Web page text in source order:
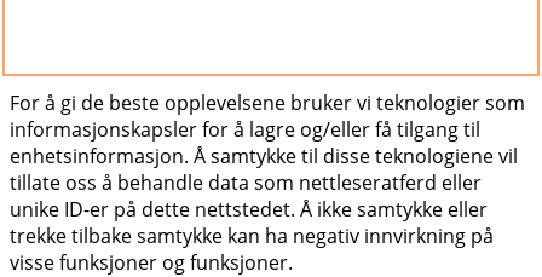
For å gi de beste opplevelsene bruker vi teknologier som
informasjonskapsler for å lagre og/eller få tilgang til
enhetsinformasjon. Å samtykke til disse teknologiene vil
tillate oss å behandle data som nettleseratferd eller
unike ID-er på dette nettstedet. Å ikke samtykke eller
trekke tilbake samtykke kan ha negativ innvirkning på
visse funksjoner og funksjoner.